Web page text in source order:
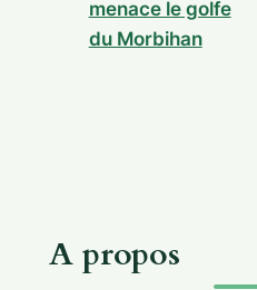
menace le golfe
du Morbihan
A propos